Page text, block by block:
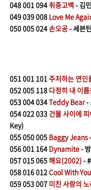
048001 094취중고백 - 김
049039 008 Love Me
050005 024손오공- 세븐
051001 101주저하는 연인
052005 118 다정히 내 이
053004 034Teddy Bear-
054022 033 건물 사이에
Key)
055050 005 Baggy Jeans
056001 164 Dynamite-
057015 065해요(2002) -
058016 012Cool With You
059053 007 미친 사랑의 노